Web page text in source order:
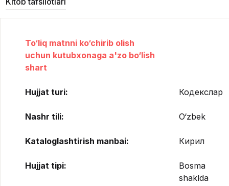
To‘liq matnni ko‘chirib olish
uchun kutubxonaga a'zo bo‘lish
shart
Hujjat turi: Кодекслар
Nashr tili: O‘zbek
Kataloglashtirish manbai: Кирил
Hujjat tipi:
Bosma
shaklda